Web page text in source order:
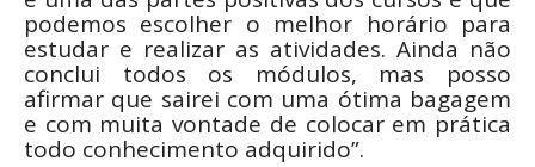
podemos escolher o melhor horário para
estudar e realizar as atividades. Ainda não
conclui todos os módulos, mas posso
afirmar que sairei com uma ótima bagagem
e com muita vontade de colocar em prática
todo conhecimento adquirido”.